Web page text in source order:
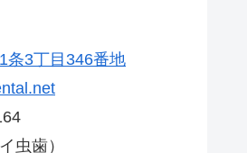
条3丁目346番地
虫歯）